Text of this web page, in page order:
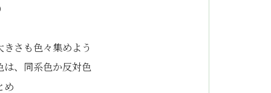
さも色々集めよう
、同系色か反対色
め